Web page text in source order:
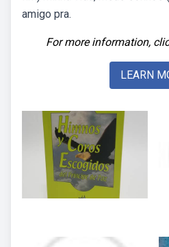
amigo pra.
For more information,
LEARN